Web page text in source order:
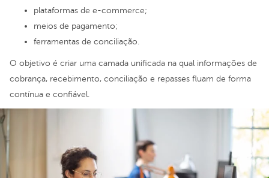
plataformas de e-commerce;
meios de pagamento;
ferramentas de conciliação.
O objetivo é criar uma camada unificada na qual informações de
cobrança, recebimento, conciliação e repasses fluam de forma
contínua e confiável.